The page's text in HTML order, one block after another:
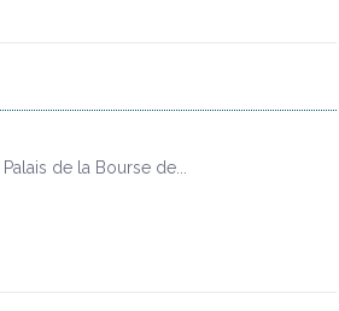
de la Bourse de...